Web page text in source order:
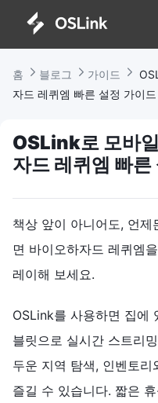
홈 블로그 가이드
자드 레퀴엠 빠른 설정 가이드
OSLink로 모바
자드 레퀴엠 빠른
책상 앞이 아니어도, 언
면 바이오하자드 레퀴엠
레이해 보세요.
OSLink를 사용하면 집에
블릿으로 실시간 스트리
두운 지역 탐색, 인벤토
즐길 수 있습니다. 짧은